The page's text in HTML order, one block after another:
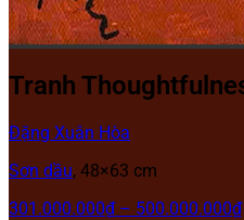
Tranh
Đặng Xuân Hòa
Sơn dầu, 48×63 cm
301.000.000₫ – 500.000.000₫